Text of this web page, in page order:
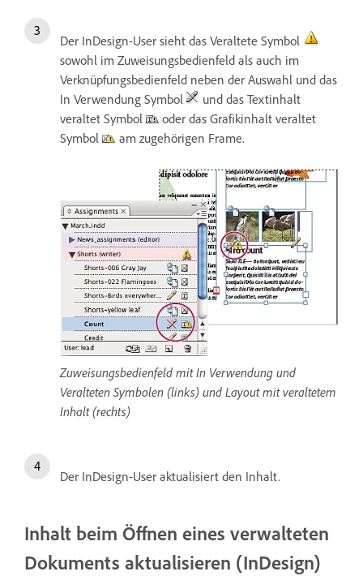
Der InDesign-User sieht das Veraltete Symbol
sowohl im Zuweisungsbedienfeld als auch im
Verknüpfungsbedienfeld neben der Auswahl und das
In Verwendung Symbol
und das Textinhalt
veraltet Symbol
oder das Grafikinhalt veraltet
Symbol
am zugehörigen Frame.
Zuweisungsbedienfeld mit In Verwendung und
Veralteten Symbolen (links) und Layout mit veraltetem
Inhalt (rechts)
Der InDesign-User aktualisiert den Inhalt.
Inhalt beim Öffnen eines verwalteten
Dokuments aktualisieren (InDesign)